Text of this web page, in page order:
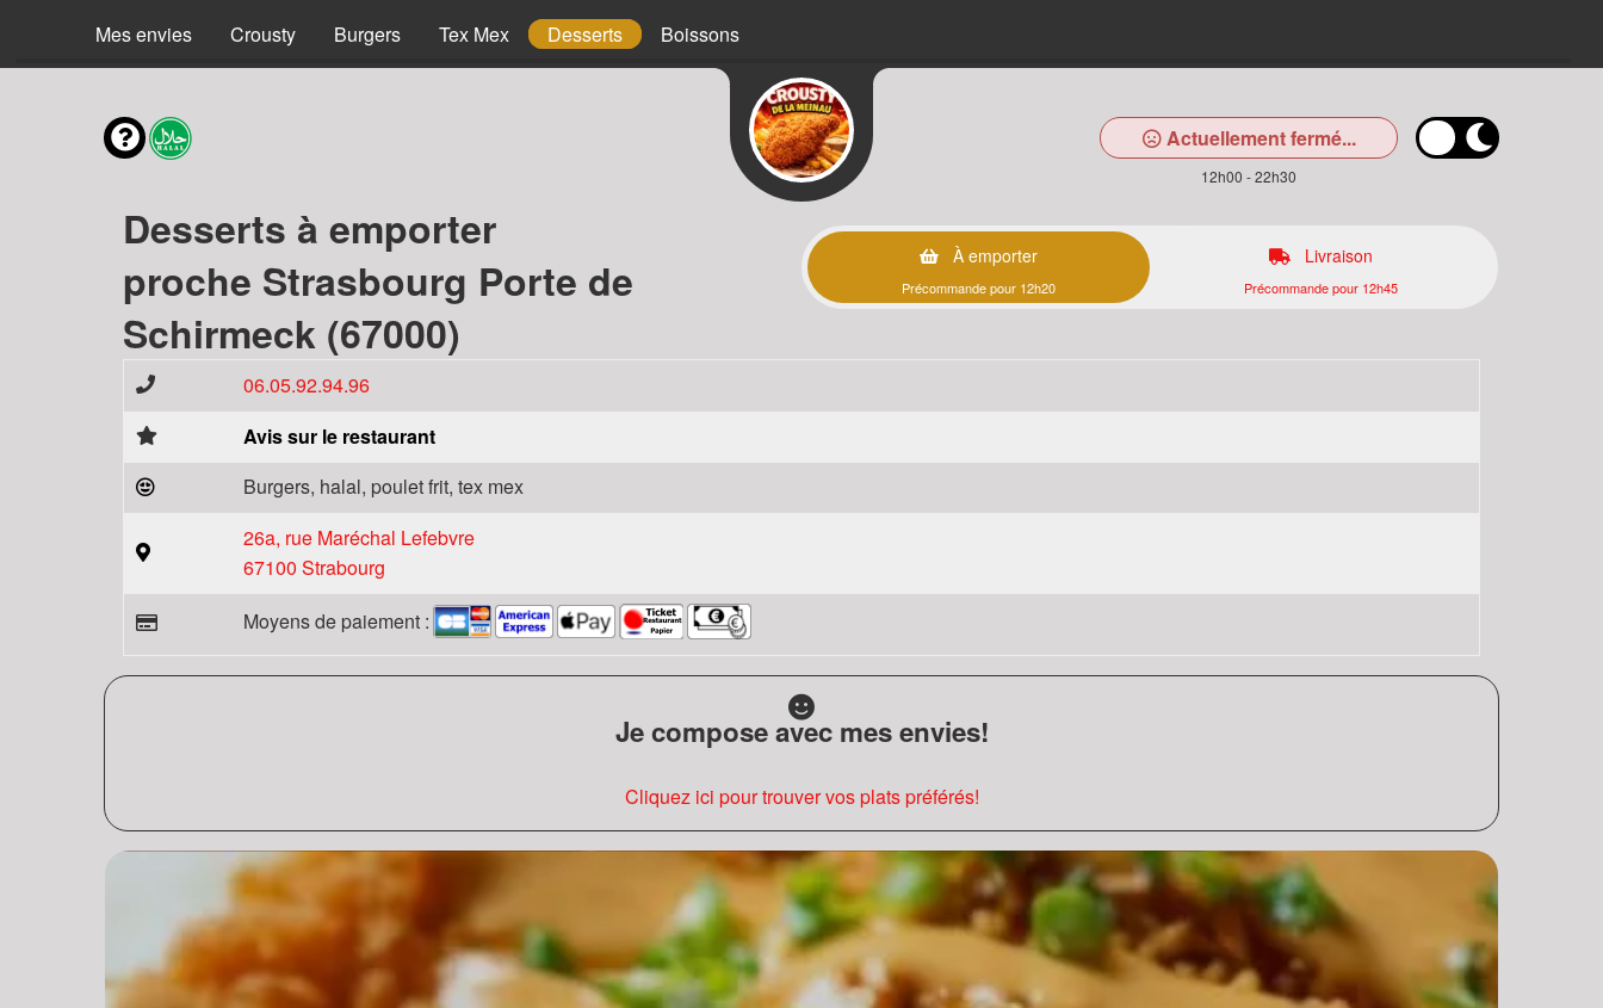
Mes envies Crousty Burgers Tex Mex Desserts Boissons
Actuellement fermé...
12h00 - 22h30
Desserts à emporter
proche Strasbourg Porte de
Schirmeck (67000)
À emporter
Précommande pour 12h20
Livraison
Précommande pour 12h45
06.05.92.94.96
Avis sur le restaurant
Burgers, halal, poulet frit, tex mex
26a, rue Maréchal Lefebvre
67100 Strabourg
Moyens de paiement :
Je compose avec mes envies!
Cliquez ici pour trouver vos plats préférés!